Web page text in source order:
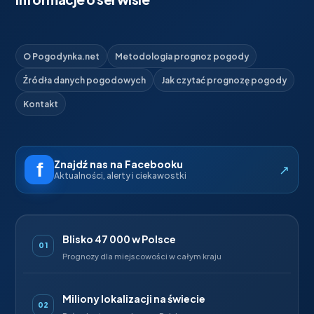
O Pogodynka.net Metodologia prognoz pogody
Źródła danych pogodowych Jak czytać prognozę pogody
Kontakt
Znajdź nas na Facebooku
Aktualności, alerty i ciekawostki ↗
01 Blisko 47 000 w Polsce
Prognozy dla miejscowości w całym kraju
02 Miliony lokalizacji na świecie